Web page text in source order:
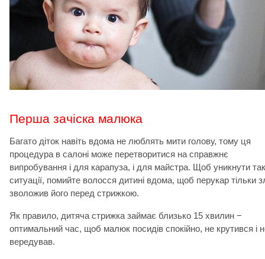
Перша зачіска малюка
Багато діток навіть вдома не люблять мити голову, тому ця
процедура в салоні може перетворитися на справжнє
випробування і для карапуза, і для майстра. Щоб уникнути
ситуації, помийте волосся дитині вдома, щоб перукар тільки
зволожив його перед стрижкою.
Як правило, дитяча стрижка займає близько 15 хвилин −
оптимальний час, щоб малюк посидів спокійно, не крутився і
вередував.